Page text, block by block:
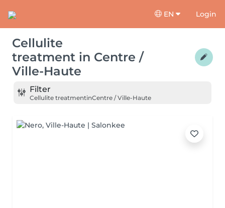
EN Login
Cellulite
treatment in Centre /
Ville-Haute
Filter
Cellulite treatmentinCentre / Ville-Haute